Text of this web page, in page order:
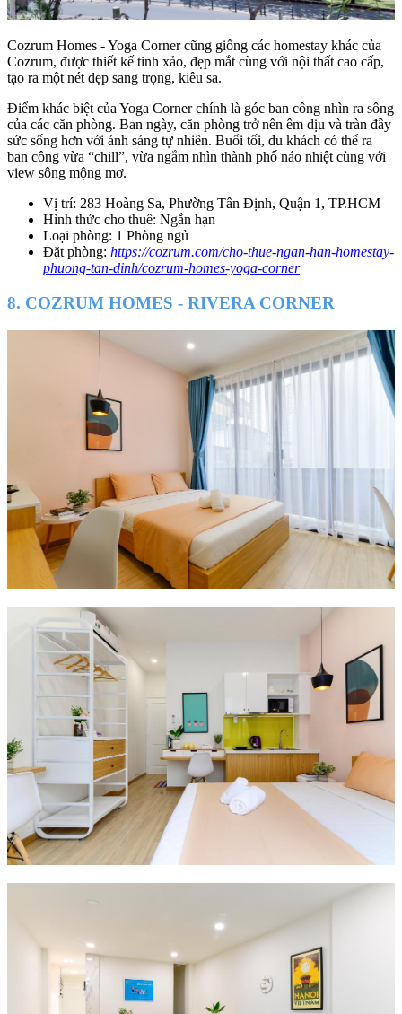
Cozrum Homes - Yoga Corner cũng giống các homestay khác của
Cozrum, được thiết kế tinh xảo, đẹp mắt cùng với nội thất cao cấp,
tạo ra một nét đẹp sang trọng, kiêu sa.
Điểm khác biệt của Yoga Corner chính là góc ban công nhìn ra sông
của các căn phòng. Ban ngày, căn phòng trở nên êm dịu và tràn đầy
sức sống hơn với ánh sáng tự nhiên. Buổi tối, du khách có thể ra
ban công vừa “chill”, vừa ngắm nhìn thành phố náo nhiệt cùng với
view sông mộng mơ.
Vị trí: 283 Hoàng Sa, Phường Tân Định, Quận 1, TP.HCM
Hình thức cho thuê: Ngắn hạn
Loại phòng: 1 Phòng ngủ
Đặt phòng: https://cozrum.com/cho-thue-ngan-han-homestay-
phuong-tan-dinh/cozrum-homes-yoga-corner
8. COZRUM HOMES - RIVERA CORNER